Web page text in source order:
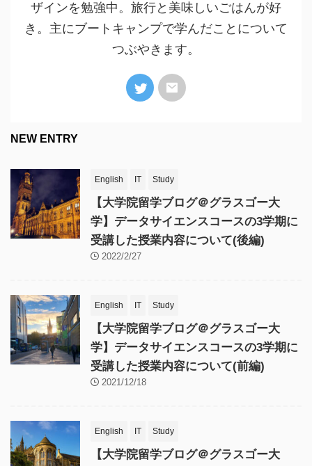
ザインを勉強中。旅行と美味しいごはんが好
き。主にブートキャンプで学んだことについて
つぶやきます。
NEW ENTRY
English IT Study
【大学院留学ブログ＠グラスゴー大
学】データサイエンスコースの3学期に
受講した授業内容について(後編)
2022/2/27
English IT Study
【大学院留学ブログ＠グラスゴー大
学】データサイエンスコースの3学期に
受講した授業内容について(前編)
2021/12/18
English IT Study
【大学院留学ブログ＠グラスゴー大